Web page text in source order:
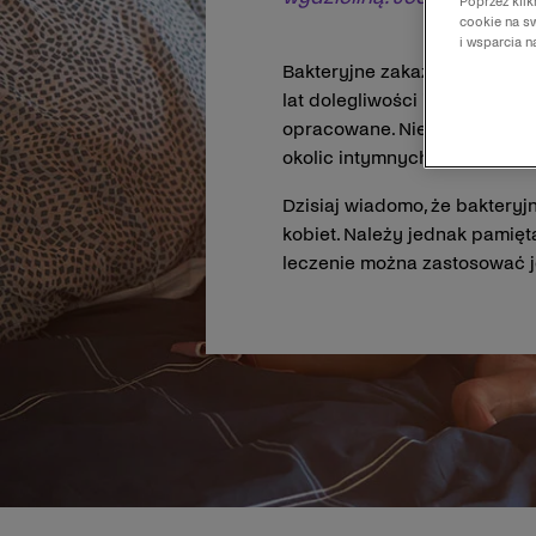
Bakteryjne zakażenie
lat dolegliwości intymne
opracowane. Niestety do tej
okolic intymnych wywołują
Dzisiaj wiadomo, że
kobiet. Należy jednak
leczenie można zastosować
cookie na
i wsparcia